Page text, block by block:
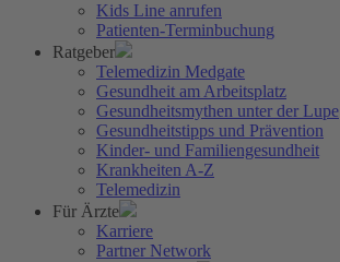
Kids Line anrufen
Patienten-Terminbuchung
Ratgeber
Telemedizin Medgate
Gesundheit am Arbeitsplatz
Gesundheitsmythen unter der Lupe
Gesundheitstipps und Prävention
Kinder- und Familiengesundheit
Krankheiten A-Z
Telemedizin
Für Ärzte
Karriere
Partner Network